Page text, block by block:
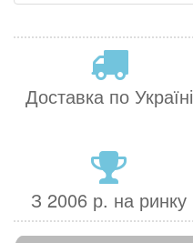
Доставка по Україні
З 2006 р. на ринку